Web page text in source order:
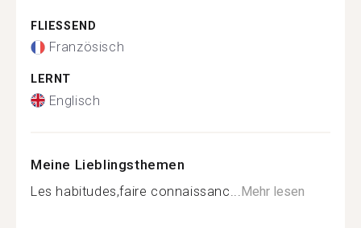
FLIESSEND
Französisch
LERNT
Englisch
Meine Lieblingsthemen
Les habitudes,faire connaissanc... Mehr lesen